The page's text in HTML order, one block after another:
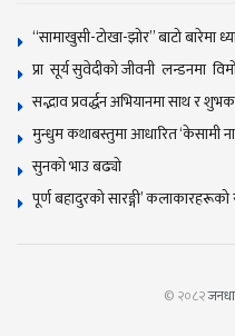
“सामाखुसी-टोखा-झोर” बाटो बारेमा
प्रा सूर्य सुवेदीको जीवनी लन्डनमा
सद्भाव प्रवर्द्धन अभियानमा साथ र
मुन्धुम कथाबस्तुमा आधारित ‘केसामी
सुनकाे भाउ बढ्याे
पूर्ण बहादुरको सारङ्गी’
© २०८२